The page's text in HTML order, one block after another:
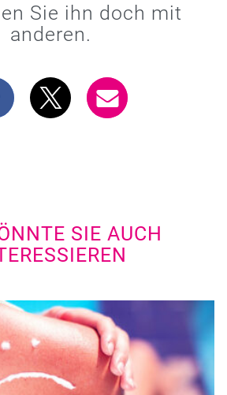
Sie ihn doch mit
anderen.
SIE AUCH